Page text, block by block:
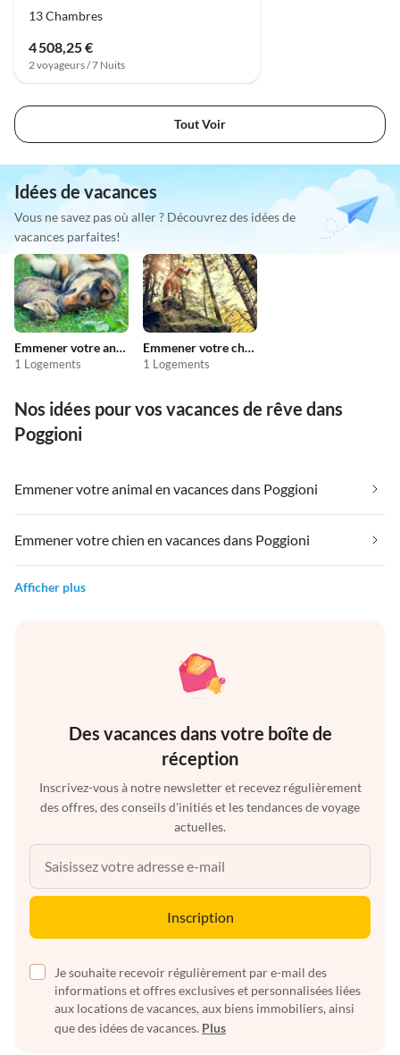
13 Chambres
4 508,25 €
2 voyageurs / 7 Nuits
Tout Voir
Idées de vacances
Vous ne savez pas où aller ? Découvrez des idées de
vacances parfaites!
Emmener votre animal en vacances
1 Logements
Emmener votre chien en vacances
1 Logements
Nos idées pour vos vacances de rêve dans
Poggioni
Emmener votre animal en vacances dans Poggioni
Emmener votre chien en vacances dans Poggioni
Afficher plus
Des vacances dans votre boîte de
réception
Inscrivez-vous à notre newsletter et recevez régulièrement
des offres, des conseils d'initiés et les tendances de voyage
actuelles.
Inscription
Je souhaite recevoir régulièrement par e-mail des
informations et offres exclusives et personnalisées liées
aux locations de vacances, aux biens immobiliers, ainsi
que des idées de vacances. Plus